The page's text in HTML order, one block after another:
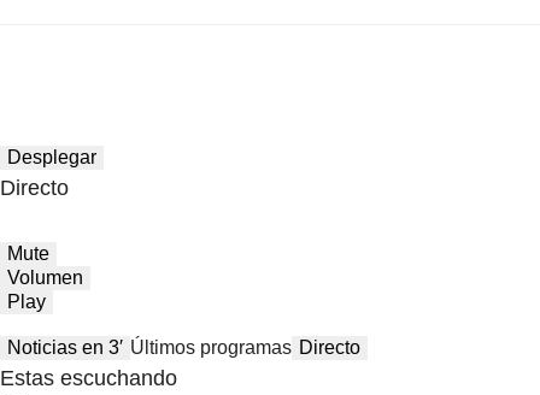
Desplegar
Directo
Mute
Volumen
Play
Noticias en 3′ Últimos programas Directo
Estas escuchando